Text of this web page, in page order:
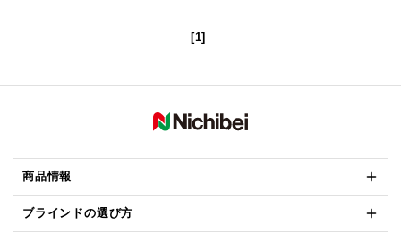
[1]
商品情報
ブラインドの選び方